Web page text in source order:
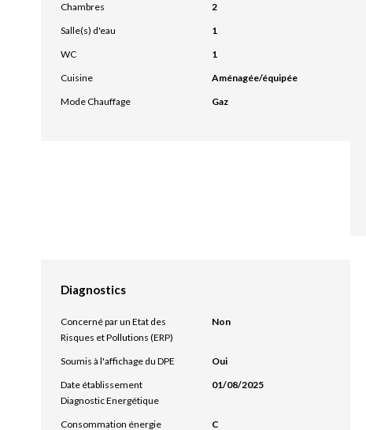
Chambres
2
Salle(s) d'eau
1
WC
1
Cuisine
Aménagée/équipée
Mode Chauffage
Gaz
Diagnostics
Concerné par un Etat des
Risques et Pollutions (ERP)
Non
Soumis à l'affichage du DPE
Oui
Date établissement
Diagnostic Energétique
01/08/2025
Consommation énergie C